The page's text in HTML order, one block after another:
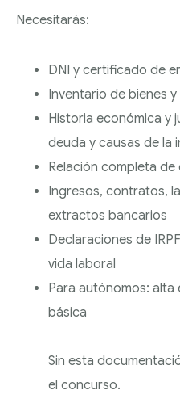
Necesitarás:
DNI y certificado de
Inventario de bienes
Historia económica y
deuda y causas de la
Relación completa
Ingresos, contratos,
extractos bancarios
Declaraciones de
vida laboral
Para autónomos: alta
básica
Sin esta
el concurso.